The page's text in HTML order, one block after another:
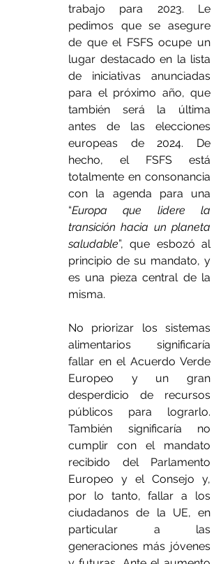
trabajo para 2023. Le
pedimos que se asegure
de que el FSFS ocupe un
lugar destacado en la lista
de iniciativas anunciadas
para el próximo año, que
también será la última
antes de las elecciones
europeas de 2024. De
hecho, el FSFS está
totalmente en consonancia
con la agenda para una
“Europa que lidere la
transición hacia un planeta
saludable”, que esbozó al
principio de su mandato, y
es una pieza central de la
misma.
No priorizar los sistemas
alimentarios significaría
fallar en el Acuerdo Verde
Europeo y un gran
desperdicio de recursos
públicos para lograrlo.
También significaría no
cumplir con el mandato
recibido del Parlamento
Europeo y el Consejo y,
por lo tanto, fallar a los
ciudadanos de la UE, en
particular a las
generaciones más jóvenes